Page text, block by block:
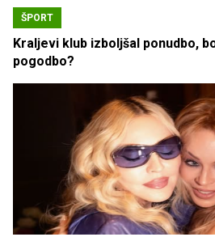
ŠPORT
Kraljevi klub izboljšal ponudbo,
pogodbo?